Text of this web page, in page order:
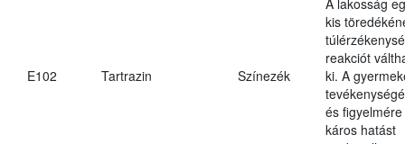
E102 Tartrazin Színezék
kis
reakciót
ki. A
és figyelmére
káros hatást